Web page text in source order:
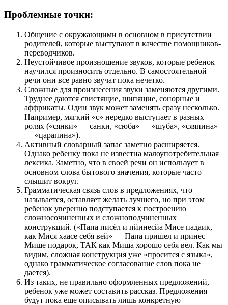
Проблемные точки:
Общение с окружающими в основном в присутствии
родителей, которые выступают в качестве помощников-
переводчиков.
Неустойчивое произношение звуков, которые ребенок
научился произносить отдельно. В самостоятельной
речи они все равно звучат пока нечетко.
Сложные для произнесения звуки заменяются другими.
Труднее даются свистящие, шипящие, сонорные и
аффрикаты. Один звук может заменять сразу несколько.
Например, мягкий «с» нередко выступает в разных
ролях («сянки» — санки, «сюба» — «шуба», «сяяпина»
— «царапина»).
Активный словарный запас заметно расширяется.
Однако ребенку пока не известна малоупотребительная
лексика. Заметно, что в своей речи он использует в
основном слова бытового значения, которые часто
слышит вокруг.
Грамматическая связь слов в предложениях, что
называется, оставляет желать лучшего, но при этом
ребенок уверенно подступается к построению
сложносочиненных и сложноподчиненных
конструкций. («Папа писёл и пйинесйа Мисе падаик,
как Мися хаасе себя вей» — Папа пришел и принес
Мише подарок, ТАК как Миша хорошо себя вел. Как мы
видим, сложная конструкция уже «просится с языка»,
однако грамматическое согласование слов пока не
дается).
Из таких, не правильно оформленных предложений,
ребенок уже может составить рассказ. Предложения
будут пока еще описывать лишь конкретную